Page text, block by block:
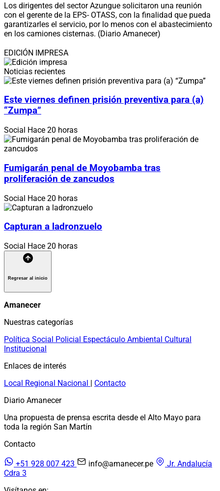
Los dirigentes del sector Azungue solicitaron una reunión
con el gerente de la EPS- OTASS, con la finalidad que pueda
garantizarles el servicio, por lo menos con el abastecimiento
en los camiones cisternas. (Diario Amanecer)
EDICIÓN IMPRESA
Noticias recientes
Este viernes definen prisión preventiva para (a)
“Zumpa”
Social Hace 20 horas
Fumigarán penal de Moyobamba tras
proliferación de zancudos
Social Hace 20 horas
Capturan a ladronzuelo
Social Hace 20 horas
Regresar al inicio
Amanecer
Nuestras categorías
Política Social Policial Espectáculo Ambiental Cultural
Institucional
Enlaces de interés
Local Regional Nacional | Contacto
Diario Amanecer
Una propuesta de prensa escrita desde el Alto Mayo para
toda la región San Martín
Contacto
+51 928 007 423 info@amanecer.pe
Jr. Andalucía
Cdra 3